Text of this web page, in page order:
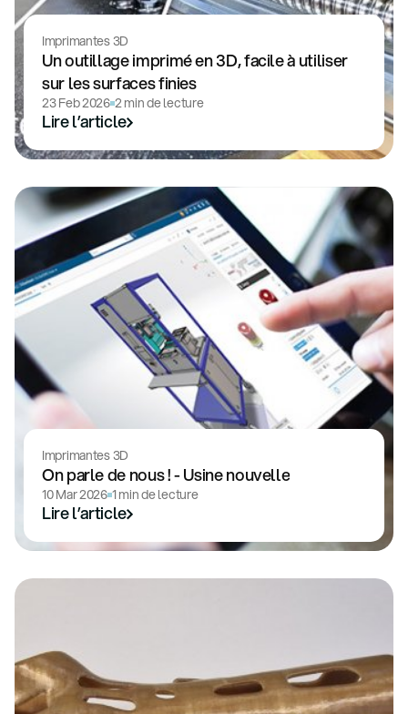
Imprimantes 3D
Un outillage imprimé en 3D, facile à utiliser
sur les surfaces finies
23 Feb 2026 2 min de lecture
Lire l’article
Imprimantes 3D
On parle de nous ! - Usine nouvelle
10 Mar 2026 1 min de lecture
Lire l’article